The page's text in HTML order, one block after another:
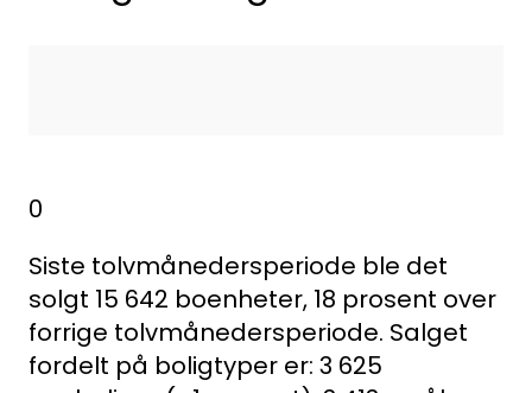
0
Siste tolvmånedersperiode ble det
solgt 15 642 boenheter, 18 prosent over
forrige tolvmånedersperiode. Salget
fordelt på boligtyper er: 3 625